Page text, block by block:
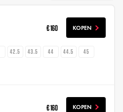
€ 160 KOPEN
42.5 43.5 44 44.5
45
€ 160 KOPEN